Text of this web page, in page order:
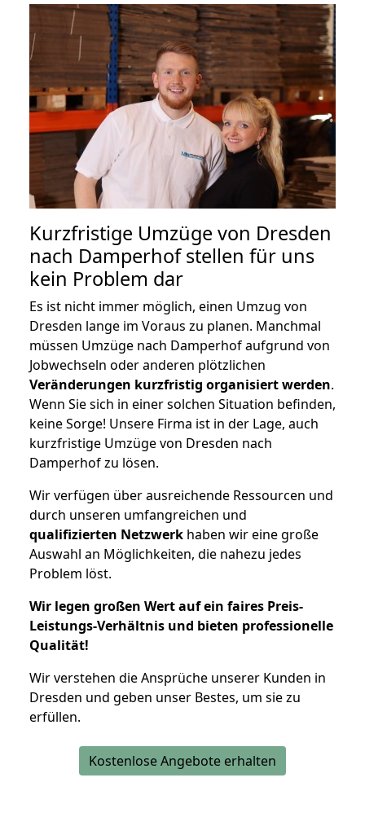
Kurzfristige Umzüge von Dresden
nach Damperhof stellen für uns
kein Problem dar
Es ist nicht immer möglich, einen Umzug von
Dresden lange im Voraus zu planen. Manchmal
müssen Umzüge nach Damperhof aufgrund von
Jobwechseln oder anderen plötzlichen
Veränderungen kurzfristig organisiert werden.
Wenn Sie sich in einer solchen Situation befinden,
keine Sorge! Unsere Firma ist in der Lage, auch
kurzfristige Umzüge von Dresden nach
Damperhof zu lösen.
Wir verfügen über ausreichende Ressourcen und
durch unseren umfangreichen und
qualifizierten Netzwerk haben wir eine große
Auswahl an Möglichkeiten, die nahezu jedes
Problem löst.
Wir legen großen Wert auf ein faires Preis-
Leistungs-Verhältnis und bieten professionelle
Qualität!
Wir verstehen die Ansprüche unserer Kunden in
Dresden und geben unser Bestes, um sie zu
erfüllen.
Kostenlose Angebote erhalten